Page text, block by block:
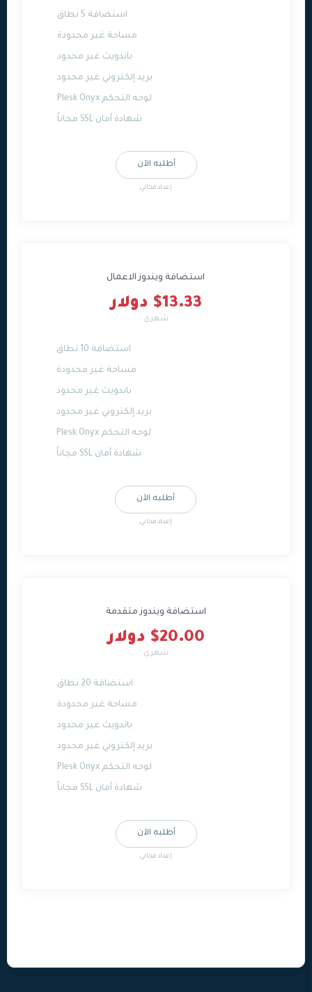
استضافة 5 نطاق
مساحة غير محدودة
باندويث غير محدود
بريد إلكتروني غير محدود
لوحه التحكم Plesk Onyx
شهادة أمان SSL مجاناً
أطلبه الآن
إعداد مجاني
استضافة ويندوز الاعمال
$13.33 دولار
شهري
استضافة 10 نطاق
مساحة غير محدودة
باندويث غير محدود
بريد إلكتروني غير محدود
لوحه التحكم Plesk Onyx
شهادة أمان SSL مجاناً
أطلبه الآن
إعداد مجاني
استضافة ويندوز متقدمة
$20.00 دولار
شهري
استضافة 20 نطاق
مساحة غير محدودة
باندويث غير محدود
بريد إلكتروني غير محدود
لوحه التحكم Plesk Onyx
شهادة أمان SSL مجاناً
أطلبه الآن
إعداد مجاني